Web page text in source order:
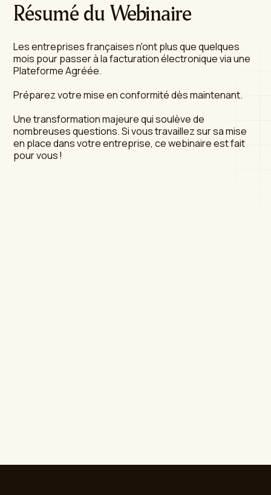
Résumé du Webinaire
Les entreprises françaises n'ont plus que quelques
mois pour passer à la facturation électronique via une
Plateforme Agréée.
Préparez votre mise en conformité dès maintenant.
Une transformation majeure qui soulève de
nombreuses questions. Si vous travaillez sur sa mise
en place dans votre entreprise, ce webinaire est fait
pour vous !